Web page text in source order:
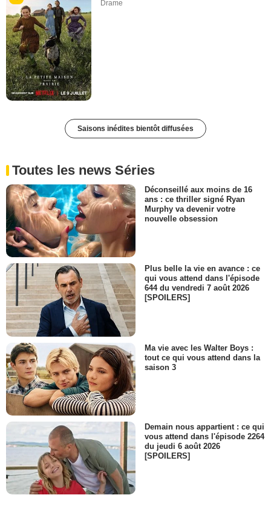
Drame
Saisons inédites bientôt diffusées
Toutes les news Séries
Déconseillé aux moins de 16
ans : ce thriller signé Ryan
Murphy va devenir votre
nouvelle obsession
Plus belle la vie en avance : ce
qui vous attend dans l'épisode
644 du vendredi 7 août 2026
[SPOILERS]
Ma vie avec les Walter Boys :
tout ce qui vous attend dans la
saison 3
Demain nous appartient : ce qui
vous attend dans l'épisode 2264
du jeudi 6 août 2026
[SPOILERS]